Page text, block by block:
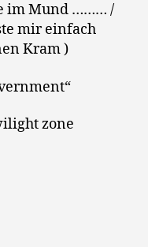
im Mund ……… /
mir einfach
Kram )
zone